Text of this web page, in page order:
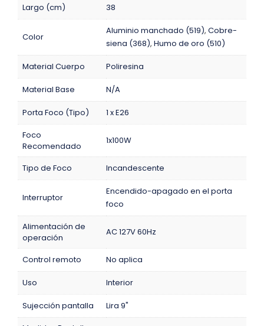
Largo (cm) 38
Color
Aluminio manchado (519), Cobre-
siena (368), Humo de oro (510)
Material Cuerpo Poliresina
Material Base N/A
Porta Foco (Tipo)
1 x E26
Foco
Recomendado
1x100W
Tipo de Foco Incandescente
Interruptor
Encendido-apagado en el porta
foco
Alimentación de
operación
AC 127V 60Hz
Control remoto No aplica
Uso Interior
Sujección pantalla
Lira 9"